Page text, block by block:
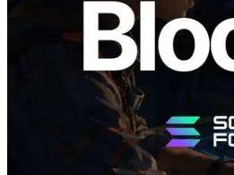
Đọc bài viết này